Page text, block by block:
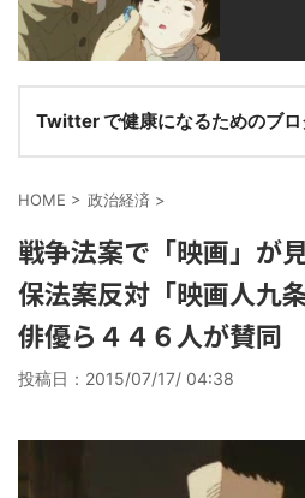
Twitter で健康になるためのブロ
HOME > 政治経済 >
戦争法案で「映画」が
保法案反対「映画人九
俳優ら４４６人が賛同
投稿日： 2015/07/17/ 04:38